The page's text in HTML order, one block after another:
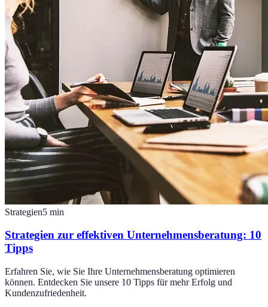
Strategien5 min
Strategien zur effektiven Unternehmensberatung: 10
Tipps
Erfahren Sie, wie Sie Ihre Unternehmensberatung optimieren
können. Entdecken Sie unsere 10 Tipps für mehr Erfolg und
Kundenzufriedenheit.